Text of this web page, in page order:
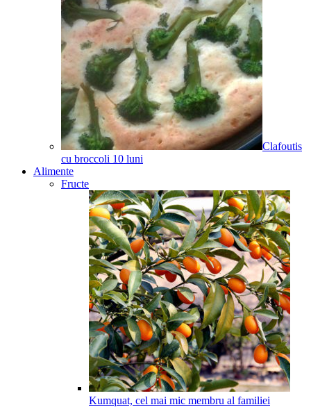
Clafoutis
cu broccoli 10 luni
Alimente
Fructe
Kumquat, cel mai mic membru al familiei